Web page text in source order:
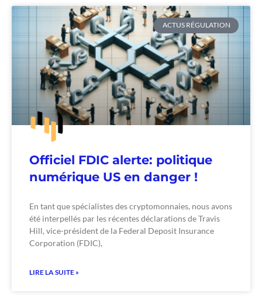
ACTUS RÉGULATION
Officiel FDIC alerte: politique
numérique US en danger !
En tant que spécialistes des cryptomonnaies, nous avons
été interpellés par les récentes déclarations de Travis
Hill, vice-président de la Federal Deposit Insurance
Corporation (FDIC),
LIRE LA SUITE »